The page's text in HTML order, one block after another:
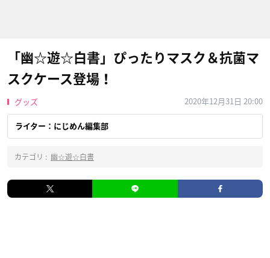
「幽☆遊☆白書」ぴったりマスク＆抗菌マ
スクケース登場！
グッズ 2020年12月31日 20:00
ライター：にじめん編集部
カテゴリ : 幽☆遊☆白書